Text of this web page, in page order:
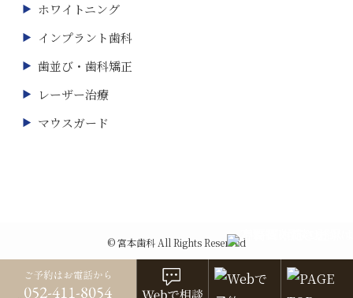
ホワイトニング
インプラント歯科
歯並び・歯科矯正
レーザー治療
マウスガード
©宮本歯科 All Rights Reserved